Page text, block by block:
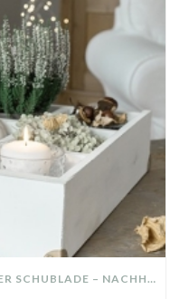
DIY-DEKO-TABLETT AUS ALTER SCHUBLADE – NACHHALTIGE HERBSTDEKO SELBER MACHEN!